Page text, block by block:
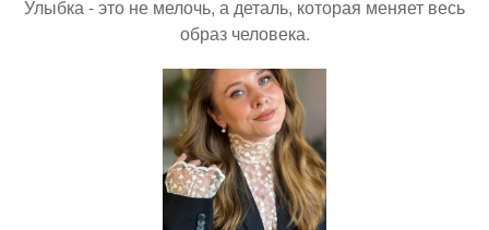
Улыбка - это не мелочь, а деталь, которая меняет весь
образ человека.